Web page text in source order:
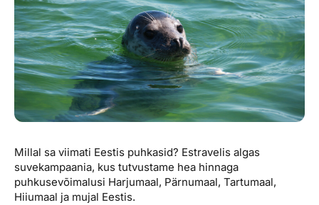
Airalo eSIM
Reisija meelespea
Platinum Club
Püsisoodustused
Boonuspunktid
Ettevõttest, kontaktid, reisikonsultandi teenus, tule tööle,
Ettevõttest
Kontaktid
Reisikonsultandi teenus
Uudised
Millal sa viimati Eestis puhkasid? Estravelis algas
suvekampaania, kus tutvustame hea hinnaga
puhkusevõimalusi Harjumaal, Pärnumaal, Tartumaal,
Hiiumaal ja mujal Eestis.